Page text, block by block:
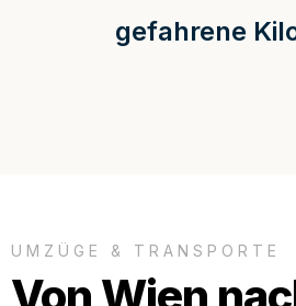
gefahrene
UMZÜGE & TRANSPORTE